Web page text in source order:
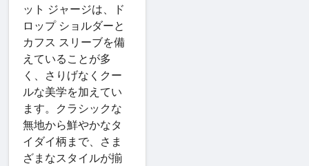
ット ジャージは、ド
ロップ ショルダーと
カフス スリーブを備
えていることが多
く、さりげなくクー
ルな美学を加えてい
ます。クラシックな
無地から鮮やかなタ
イダイ柄まで、さま
ざまなスタイルが揃